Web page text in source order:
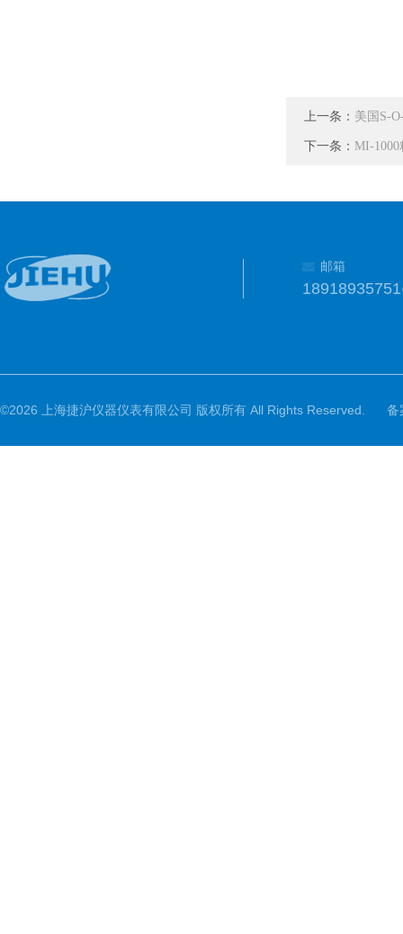
上一条： 美国S-
下一条： MI-
邮箱
©2026 上海捷沪仪器仪表有限公司 版权所有 All Rights Reserved. 备